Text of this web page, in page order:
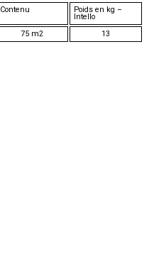
Contenu Poids en kg –
Intello
75 m2 13